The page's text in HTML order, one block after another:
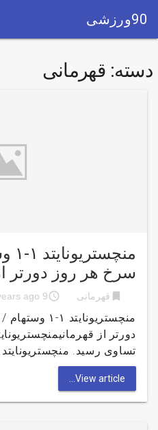
90ورزشی
دسته: قهرمانی
سرخ هر روز دورتر
bookmark قهرمانی access_time
9 years ago
دورتر از
تساوی رسید. منچستریونایتد ۱-۱ وستهام / …
View article...